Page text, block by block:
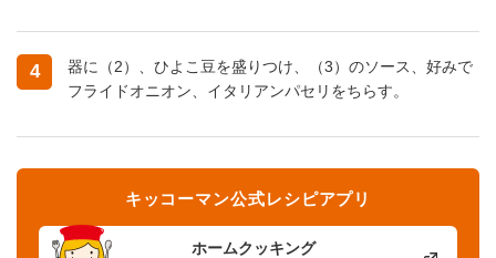
4
器に（2）、ひよこ豆を盛りつけ、（3）のソース、好みで
フライドオニオン、イタリアンパセリをちらす。
ホームクッキング
キッコーマン公式レシピアプリ